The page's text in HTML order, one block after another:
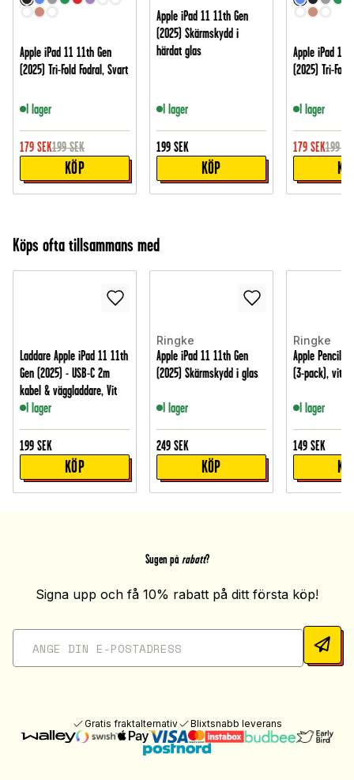
Apple iPad 11 11th Gen
(2025) Tri-Fold Fodral, Svart
I lager
179 SEK199 SEK
KÖP
Apple iPad 11 11th Gen
(2025) Skärmskydd i
härdat glas
I lager
199 SEK
KÖP
Apple iPad 11
(2025) Tri-Fold
I lager
179 SEK199
Köps ofta tillsammans med
Laddare Apple iPad 11 11th
Gen (2025) - USB-C 2m
kabel & väggladdare, Vit
I lager
199 SEK
KÖP
Ringke
Apple iPad 11 11th Gen
(2025) Skärmskydd i glas
I lager
249 SEK
KÖP
Ringke
Apple Pencil
(3-pack), vit
I lager
149 SEK
Sugen på rabatt?
Signa upp och få 10% rabatt på ditt första köp!
Gratis fraktalternativ Blixtsnabb leverans